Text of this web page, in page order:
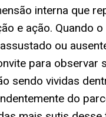
interna que
e ação. Quando
ou
para observar
sendo vividas
do